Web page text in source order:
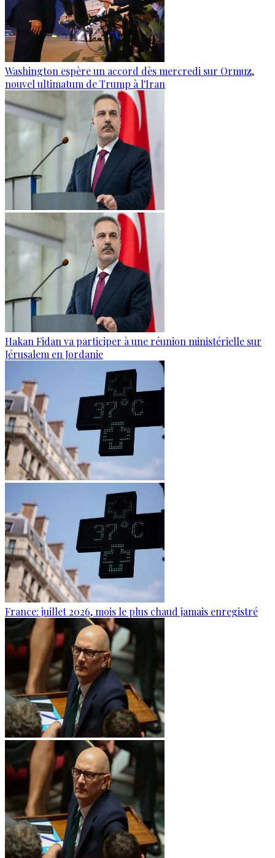
Washington espère un accord dès mercredi sur Ormuz,
nouvel ultimatum de Trump à l'Iran
Hakan Fidan va participer à une réunion ministérielle sur
Jérusalem en Jordanie
France: juillet 2026, mois le plus chaud jamais enregistré